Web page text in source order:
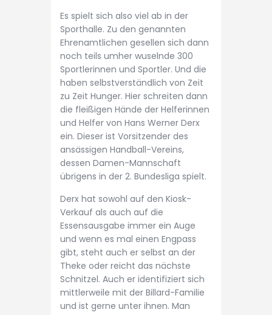
Es spielt sich also viel ab in der
Sporthalle. Zu den genannten
Ehrenamtlichen gesellen sich dann
noch teils umher wuselnde 300
Sportlerinnen und Sportler. Und die
haben selbstverständlich von Zeit
zu Zeit Hunger. Hier schreiten dann
die fleißigen Hände der Helferinnen
und Helfer von Hans Werner Derx
ein. Dieser ist Vorsitzender des
ansässigen Handball-Vereins,
dessen Damen-Mannschaft
übrigens in der 2. Bundesliga spielt.
Derx hat sowohl auf den Kiosk-
Verkauf als auch auf die
Essensausgabe immer ein Auge
und wenn es mal einen Engpass
gibt, steht auch er selbst an der
Theke oder reicht das nächste
Schnitzel. Auch er identifiziert sich
mittlerweile mit der Billard-Familie
und ist gerne unter ihnen. Man